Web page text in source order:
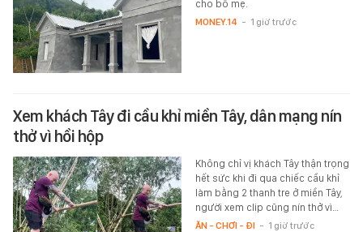
cho bố mẹ.
MONEY.14 - 1 giờ trước
Xem khách Tây đi cầu khỉ miền Tây, dân mạng nín
thở vì hồi hộp
Không chỉ vị khách Tây thận trọng
hết sức khi đi qua chiếc cầu khỉ
làm bằng 2 thanh tre ở miền Tây,
người xem clip cũng nín thở vì…
ĂN - CHƠI - ĐI - 1 giờ trước